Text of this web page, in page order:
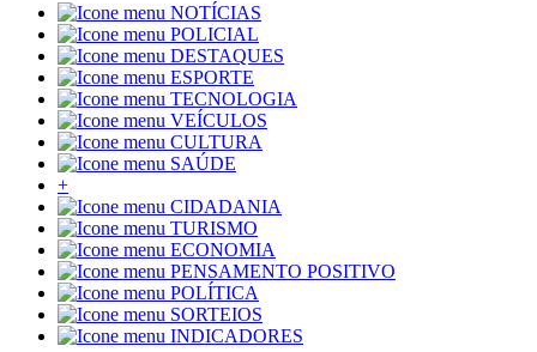
NOTÍCIAS
POLICIAL
DESTAQUES
ESPORTE
TECNOLOGIA
VEÍCULOS
CULTURA
SAÚDE
+
CIDADANIA
TURISMO
ECONOMIA
PENSAMENTO POSITIVO
POLÍTICA
SORTEIOS
INDICADORES